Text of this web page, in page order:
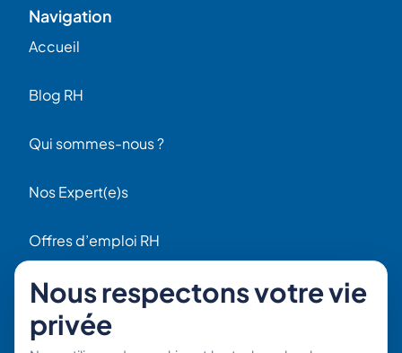
Navigation
Accueil
Blog RH
Qui sommes-nous ?
Nos Expert(e)s
Offres d’emploi RH
56 Rue Raspail
F92300 Levallois
+ 33 (0)1 42 70 97 20
Nous respectons votre vie
privée